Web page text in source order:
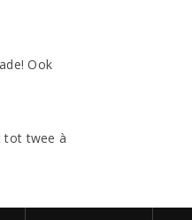
Ook
tot twee à